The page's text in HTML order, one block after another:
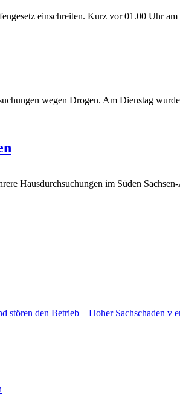
einschreiten. Kurz vor 01.00 Uhr
wegen Drogen. Am Dienstag
Hausdurchsuchungen im Süden
den Betrieb – Hoher Sachschaden v